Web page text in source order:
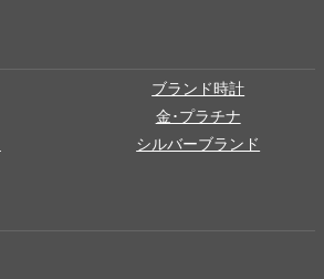
ブランド時計
金･プラチナ
シルバーブランド